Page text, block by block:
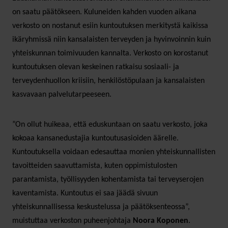
on saatu päätökseen. Kuluneiden kahden vuoden aikana
verkosto on nostanut esiin kuntoutuksen merkitystä kaikissa
ikäryhmissä niin kansalaisten terveyden ja hyvinvoinnin kuin
yhteiskunnan toimivuuden kannalta. Verkosto on korostanut
kuntoutuksen olevan keskeinen ratkaisu sosiaali- ja
terveydenhuollon kriisiin, henkilöstöpulaan ja kansalaisten
kasvavaan palvelutarpeeseen.
”On ollut huikeaa, että eduskuntaan on saatu verkosto, joka
kokoaa kansanedustajia kuntoutusasioiden äärelle.
Kuntoutuksella voidaan edesauttaa monien yhteiskunnallisten
tavoitteiden saavuttamista, kuten oppimistulosten
parantamista, työllisyyden kohentamista tai terveyserojen
kaventamista. Kuntoutus ei saa jäädä sivuun
yhteiskunnallisessa keskustelussa ja päätöksenteossa”,
muistuttaa verkoston puheenjohtaja Noora Koponen.